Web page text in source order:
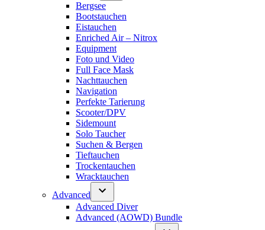
Bergsee
Bootstauchen
Eistauchen
Enriched Air – Nitrox
Equipment
Foto und Video
Full Face Mask
Nachttauchen
Navigation
Perfekte Tarierung
Scooter/DPV
Sidemount
Solo Taucher
Suchen & Bergen
Tieftauchen
Trockentauchen
Wracktauchen
Advanced
Advanced Diver
Advanced (AOWD) Bundle